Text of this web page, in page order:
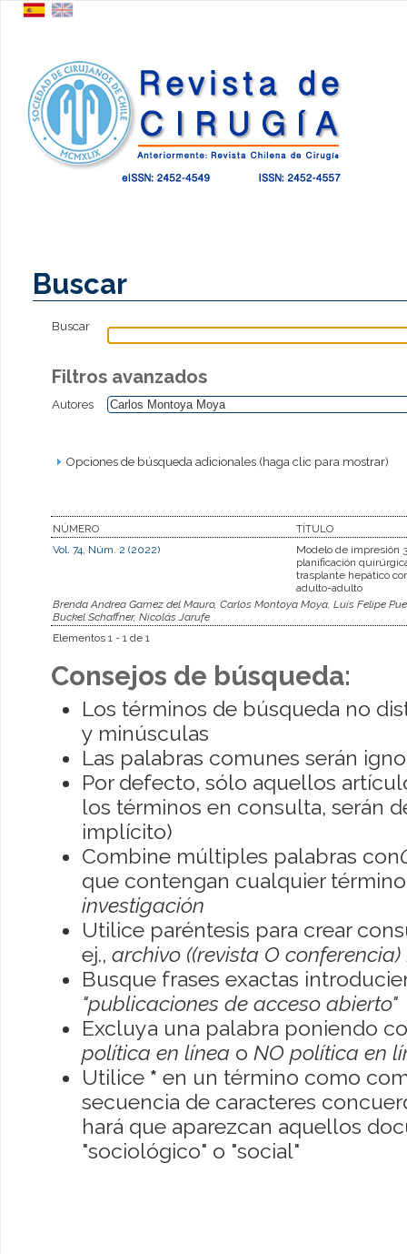
Buscar
Buscar
Filtros avanzados
Autores
Opciones de búsqueda adicionales (haga clic para mostrar)
NÚMERO
TÍTULO
Vol. 74, Núm. 2 (2022)
Modelo de impresión
planificación
trasplante hepático
adulto-adulto
Brenda Andrea Gamez del Mauro, Carlos Montoya Moya, Luís Felipe
Buckel Schaffner, Nicolás Jarufe
Elementos 1 - 1 de 1
Consejos de búsqueda:
Los términos de búsqueda no
y minúsculas
Las palabras comunes serán
Por defecto, sólo aquellos
los términos en consulta, serán
implícito)
Combine múltiples palabras con
que contengan cualquier
investigación
Utilice paréntesis para crear
ej., archivo ((revista O conferencia)
Busque frases exactas
"publicaciones de acceso abierto"
Excluya una palabra poniendo
política en línea o NO política en
Utilice * en un término como
secuencia de caracteres
hará que aparezcan aquellos
"sociológico" o "social"